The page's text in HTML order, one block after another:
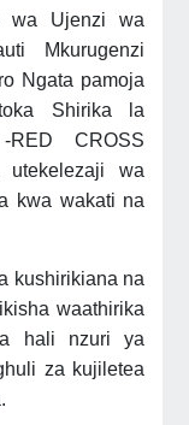
wa Ujenzi wa
Mkurugenzi
Ngata pamoja
Shirika la
RED CROSS
utekelezaji wa
kwa wakati na
kushirikiana na
waathirika
hali nzuri ya
za kujiletea